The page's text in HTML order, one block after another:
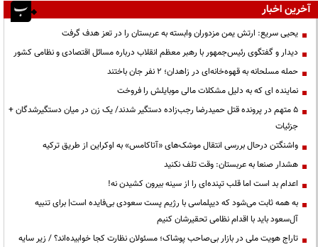
آخرین اخبار
یحیی سریع: ارتش یمن مزدوران وابسته به عربستان را در تعز هدف گرفت
دیدار و گفتگوی رئیس‌جمهور با رهبر معظم انقلاب درباره مسائل اقتصادی و نظامی کشور
حمله مسلحانه به قهوه‌خانه‌ای در زاهدان؛ ۲ نفر جان باختند
نماینده ای که به دلیل مشکلات مالی موبایلش را فروخت
۵ متهم در پرونده قتل حمیدرضا رجب‌زاده دستگیر شدند/ یک زن در میان دستگیرشدگان +
جزئیات
واشنگتن درحال بررسی انتقال موشک‌های «آتاکامس» به اوکراین از طریق ترکیه
هشدار صنعا به عربستان: وقت تلف نکنید
اعدام بد است اما قلب تپنده‌ای را از سینه بیرون کشیدن نه!
به همه ثابت می‌شود که دیپلماسی با رژیم پست سعودی بی‌فایده است| برای تنبیه
آل‌سعود باید با اقدام نظامی تحقیرشان کنیم
تاراج هویت ملی در بازار بی‌صاحب پوشاک؛ مسئولان نظارت کجا خوابیده‌اند؟ / زیر سایه